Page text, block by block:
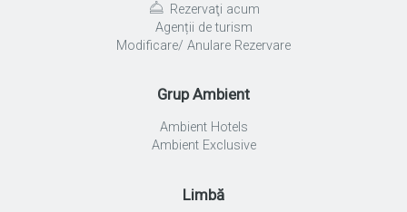
Rezervaţi acum
Agenții de turism
Modificare/ Anulare Rezervare
Grup Ambient
Ambient Hotels
Ambient Exclusive
Limbă